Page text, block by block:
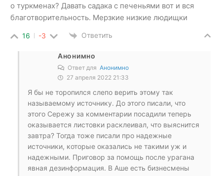
о туркменах? Давать садака с печеньями вот и вся
благотворительность. Мерзкие низкие людищки
16 -3 Ответить
Анонимно
Ответ для Анонимно
27 апреля 2022 21:33
Я бы не торопился слепо верить этому так
называемому источнику. До этого писали, что
этого Сережу за комментарии посадили теперь
оказывается листовки расклеивал, что выяснится
завтра? Тогда тоже писали про надежные
источники, которые оказались не такими уж и
надежными. Приговор за помощь после урагана
явная дезинформация. В Аше есть бизнесмены